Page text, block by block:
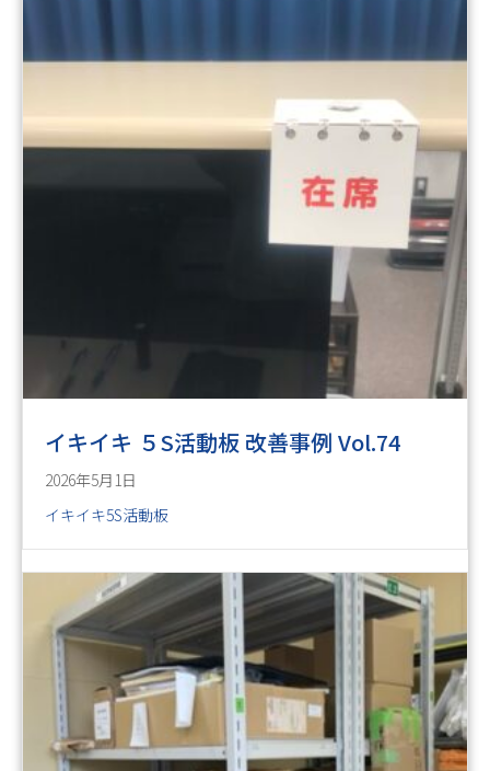
イキイキ ５S活動板 改善事例 Vol.74
2026年5月1日
イキイキ5S活動板